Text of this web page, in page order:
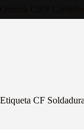
Etiqueta CF